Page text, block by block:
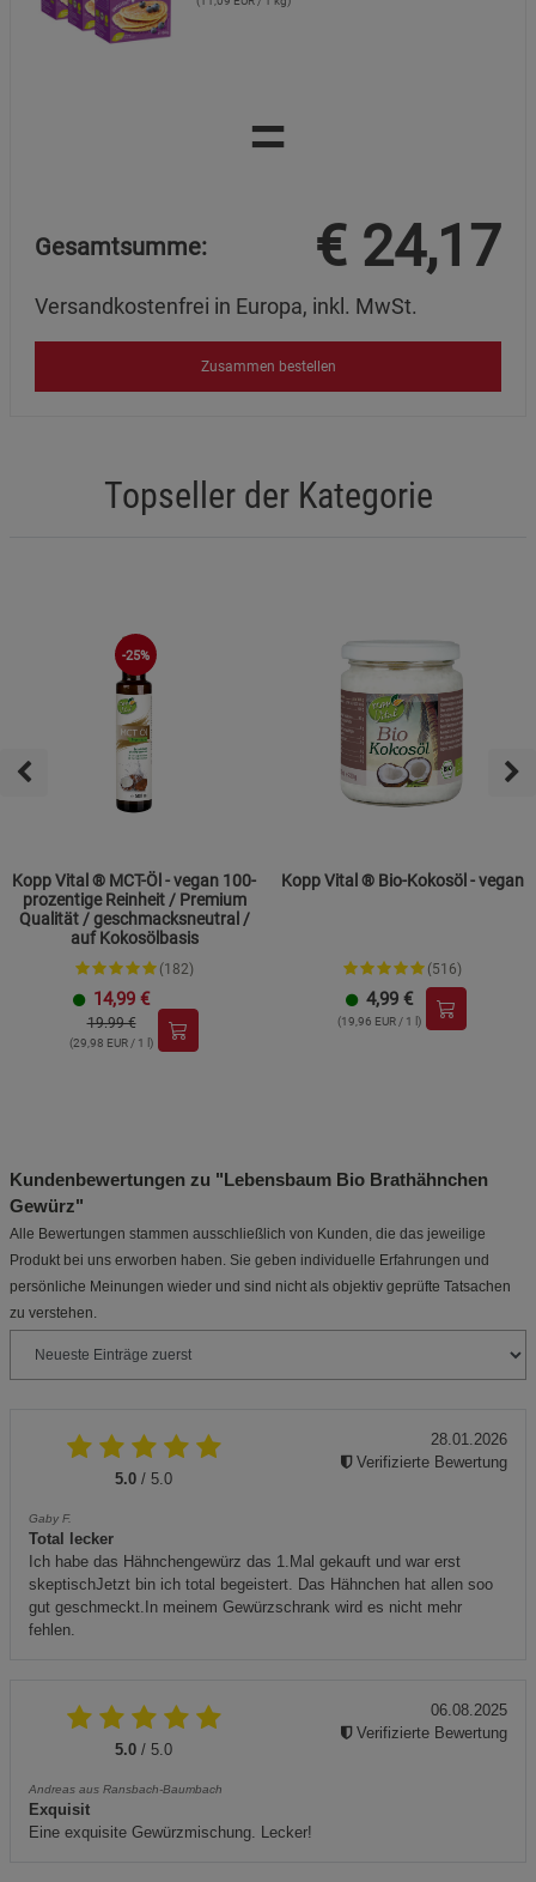
=
Gesamtsumme: € 24,17
Versandkostenfrei in Europa, inkl. MwSt.
Zusammen bestellen
Topseller der Kategorie
-25%
Kopp Vital ® MCT-Öl - vegan 100-
prozentige Reinheit / Premium
Qualität / geschmacksneutral /
auf Kokosölbasis
(182)
14,99 €
19.99 €
(29,98 EUR / 1 l)
Kopp Vital ® Bio-Kokosöl - vegan
(516)
4,99 €
(19,96 EUR / 1 l)
Kundenbewertungen zu "Lebensbaum Bio Brathähnchen
Gewürz"
Alle Bewertungen stammen ausschließlich von Kunden, die das jeweilige
Produkt bei uns erworben haben. Sie geben individuelle Erfahrungen und
persönliche Meinungen wieder und sind nicht als objektiv geprüfte Tatsachen
zu verstehen.
5.0 / 5.0
Gaby F.
Total lecker
Ich habe das Hähnchengewürz das 1.Mal gekauft und war erst
skeptischJetzt bin ich total begeistert. Das Hähnchen hat allen soo
gut geschmeckt.In meinem Gewürzschrank wird es nicht mehr
fehlen.
28.01.2026
Verifizierte Bewertung
5.0 / 5.0
Andreas aus Ransbach-Baumbach
Exquisit
Eine exquisite Gewürzmischung. Lecker!
06.08.2025
Verifizierte Bewertung